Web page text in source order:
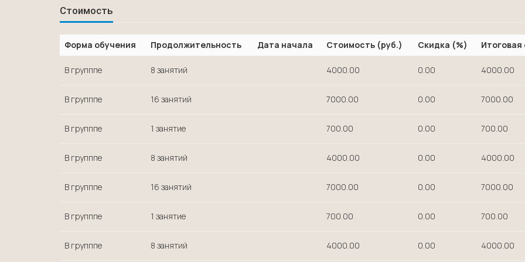
Стоимость
Форма обучения Продолжительность Дата начала Стоимость (руб.) Скидка (%)
В групппе 8 занятий 4000.00 0.00 4000.00
В групппе 16 занятий 7000.00 0.00 7000.00
В групппе 1 занятие 700.00 0.00 700.00
В групппе 8 занятий 4000.00 0.00 4000.00
В групппе 16 занятий 7000.00 0.00 7000.00
В групппе 1 занятие 700.00 0.00 700.00
В групппе 8 занятий 4000.00 0.00 4000.00